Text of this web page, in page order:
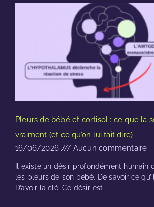
Pleurs de bébé et cortisol : ce que la
vraiment (et ce qu’on lui fait dire)
16/06/2026
Aucun commentaire
Il existe un désir profondément humain
les pleurs de son bébé. De savoir ce
D’avoir la clé. Ce désir est